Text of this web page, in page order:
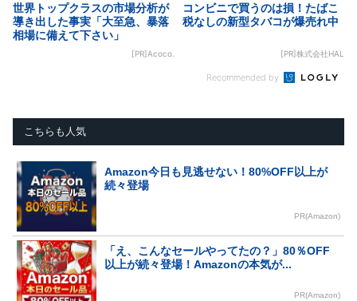
世界トップクラスの市場分析が
導き出した事実「大至急、暴落
相場に備えて下さい」
[PR]Acoco.
コンビニで買うのは損！たばこ
税なしの新型タバコが爆売れ中
[PR]株式会社HAL
Recommended by
こちらも人気
Amazon今日も見逃せない！80%OFF以上が
続々登場
PR(Amazon)
「え、こんなセールやってたの？」80％OFF
以上が続々登場！Amazonの本気が...
PR(Amazon)